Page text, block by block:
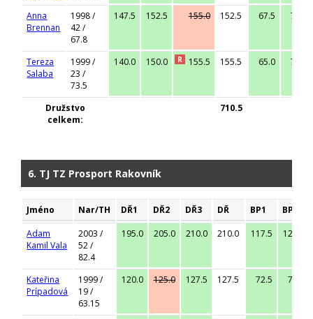
Anna
Brennan
1998 /
42 /
67.8
147.5 152.5 155.0 152.5 67.5 70.0
Tereza
Salaba
1999 /
23 /
73.5
140.0 150.0 R 155.5 155.5 65.0 72.5
Družstvo
celkem:
710.5
6. TJ TZ Prosport Rakovník
Jméno Nar/TH DŘ1 DŘ2 DŘ3 DŘ BP1
BP2
Adam
Kamil Vala
2003 /
52 /
82.4
195.0 205.0 210.0 210.0 117.5 125.0
Kateřina
Prípadová
1999 /
19 /
63.15
120.0 125.0 127.5 127.5 72.5 77.5